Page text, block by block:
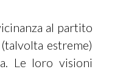
al partito
estreme)
Le loro visioni